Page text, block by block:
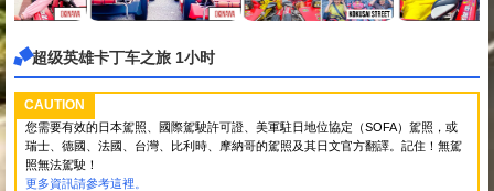
超级英雄卡丁车之旅 1小时
CAUTION
您需要有效的日本駕照、國際駕駛許可證、美軍駐日地位協定（SOFA）駕照，或
瑞士、德國、法國、台灣、比利時、摩納哥的駕照及其日文官方翻譯。記住！無駕
照無法駕駛！
更多資訊請參考這裡。